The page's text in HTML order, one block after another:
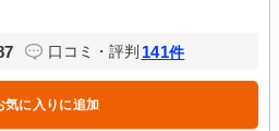
口コミ・評判 141件
気に入りに追加